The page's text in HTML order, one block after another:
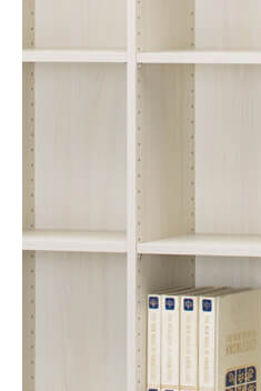
オープンラック
SEP-1911IV
タイプ
オープンラック
シリーズ
セパルテック
JANコード